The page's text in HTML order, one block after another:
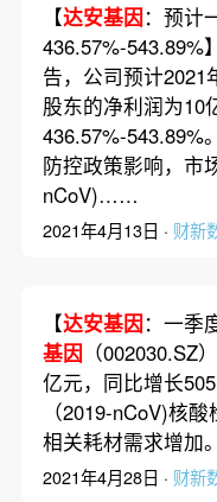
【达安基因：预计
436.57%-543.89%】
告，公司预计2021
股东的净利润为10
436.57%-543.89%
防控政策影响，市
nCoV)……
2021年4月13日 · 财新
【达安基因：一季
基因 （002030.SZ
亿元，同比增长
（2019-nCoV)核
相关耗材需求增
2021年4月28日 · 财新